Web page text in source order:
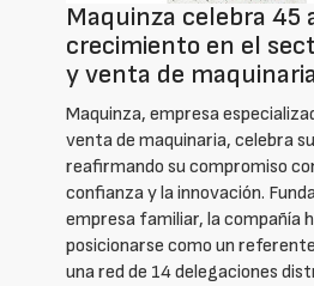
Maquinza celebra 45
crecimiento en el
y venta de
Maquinza, empresa
venta de maquinaria, celebra
reafirmando su compromiso
confianza y la innovación.
empresa familiar, la compañía
posicionarse como un
una red de 14 delegaciones